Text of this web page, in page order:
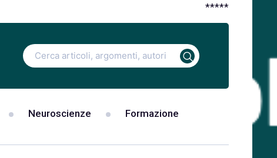
*****
Ricerca
per:
Neuroscienze Formazione